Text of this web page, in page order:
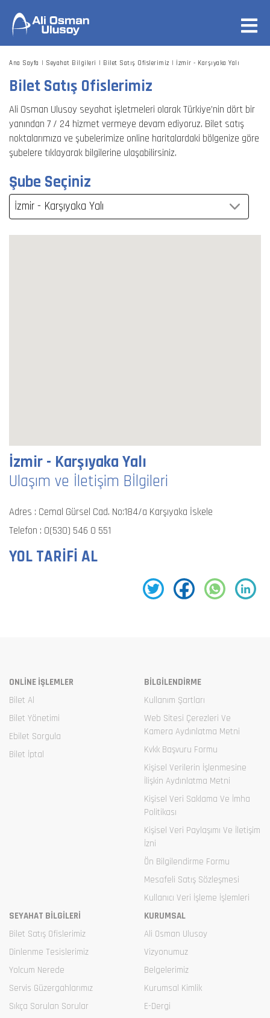
Ana Sayfa Seyahat Bilgileri Bilet Satış Ofislerimiz İzmir - Karşıyaka Yalı
Bilet Satış Ofislerimiz
Ali Osman Ulusoy seyahat işletmeleri olarak Türkiye’nin dört bir
yanından 7 / 24 hizmet vermeye devam ediyoruz. Bilet satış
noktalarımıza ve şubelerimize online haritalardaki bölgenize göre
şubelere tıklayarak bilgilerine ulaşabilirsiniz.
Şube Seçiniz
İzmir - Karşıyaka Yalı
İzmir - Karşıyaka Yalı
Ulaşım ve İletişim Bİlgileri
Adres : Cemal Gürsel Cad. No:184/a Karşıyaka İskele
Telefon : 0(530) 546 0 551
YOL TARİFİ AL
ONLİNE İŞLEMLER
Bilet Al
Bilet Yönetimi
Ebilet Sorgula
Bilet İptal
BİLGİLENDİRME
Kullanım Şartları
Web Sitesi Çerezleri Ve
Kamera Aydınlatma Metni
Kvkk Başvuru Formu
Kişisel Verilerin İşlenmesine
İlişkin Aydınlatma Metni
Kişisel Veri Saklama Ve İmha
Politikası
Kişisel Veri Paylaşımı Ve İletişim
İzni
Ön Bilgilendirme Formu
Mesafeli Satış Sözleşmesi
Kullanıcı Veri İşleme İşlemleri
SEYAHAT BİLGİLERİ
Bilet Satış Ofislerimiz
Dinlenme Tesislerimiz
Yolcum Nerede
Servis Güzergahlarımız
Sıkça Sorulan Sorular
KURUMSAL
Ali Osman Ulusoy
Vizyonumuz
Belgelerimiz
Kurumsal Kimlik
E-Dergi